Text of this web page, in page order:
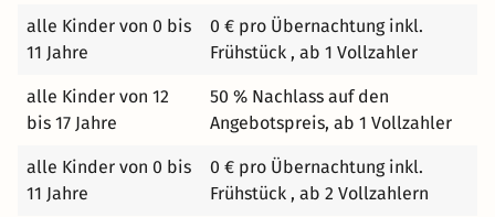
aus vielen Regionen wurden wieder aufgebaut und
ausgestellt, die Handwerkskunst eindrucksvoll
was darf in einer historischen Umgebung nicht fehlen?
Enten und Gänse, unser Schwäbisch Hällisches
Landschwein sowie Limpurger Rinder erfreuen Sich in
den Tümpeln und Weiden. Natürlich kümmern wir uns
auch darum, dass Ihre Kinder bei uns gut versorgt sind.
alle Kinder von 0 bis
11 Jahre
0 € pro Übernachtung inkl.
Frühstück , ab 1 Vollzahler
alle Kinder von 12
bis 17 Jahre
50 % Nachlass auf den
Angebotspreis, ab 1 Vollzahler
alle Kinder von 0 bis
11 Jahre
0 € pro Übernachtung inkl.
Frühstück , ab 2 Vollzahlern